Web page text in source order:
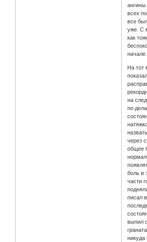
всех
все
уже. С
как
начале.
На тот
на
по
через
общее
боль в
части
писал
выпил
никуда